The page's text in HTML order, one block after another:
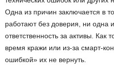
Одна из причин заключается в
работают без доверия, ни одна
ответственность за активы. Как
время кражи или из-за смарт-
ошибкой» их не вернуть.